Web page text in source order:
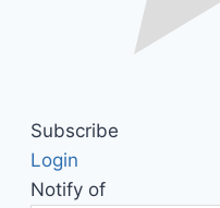
Subscribe
Login
Notify of